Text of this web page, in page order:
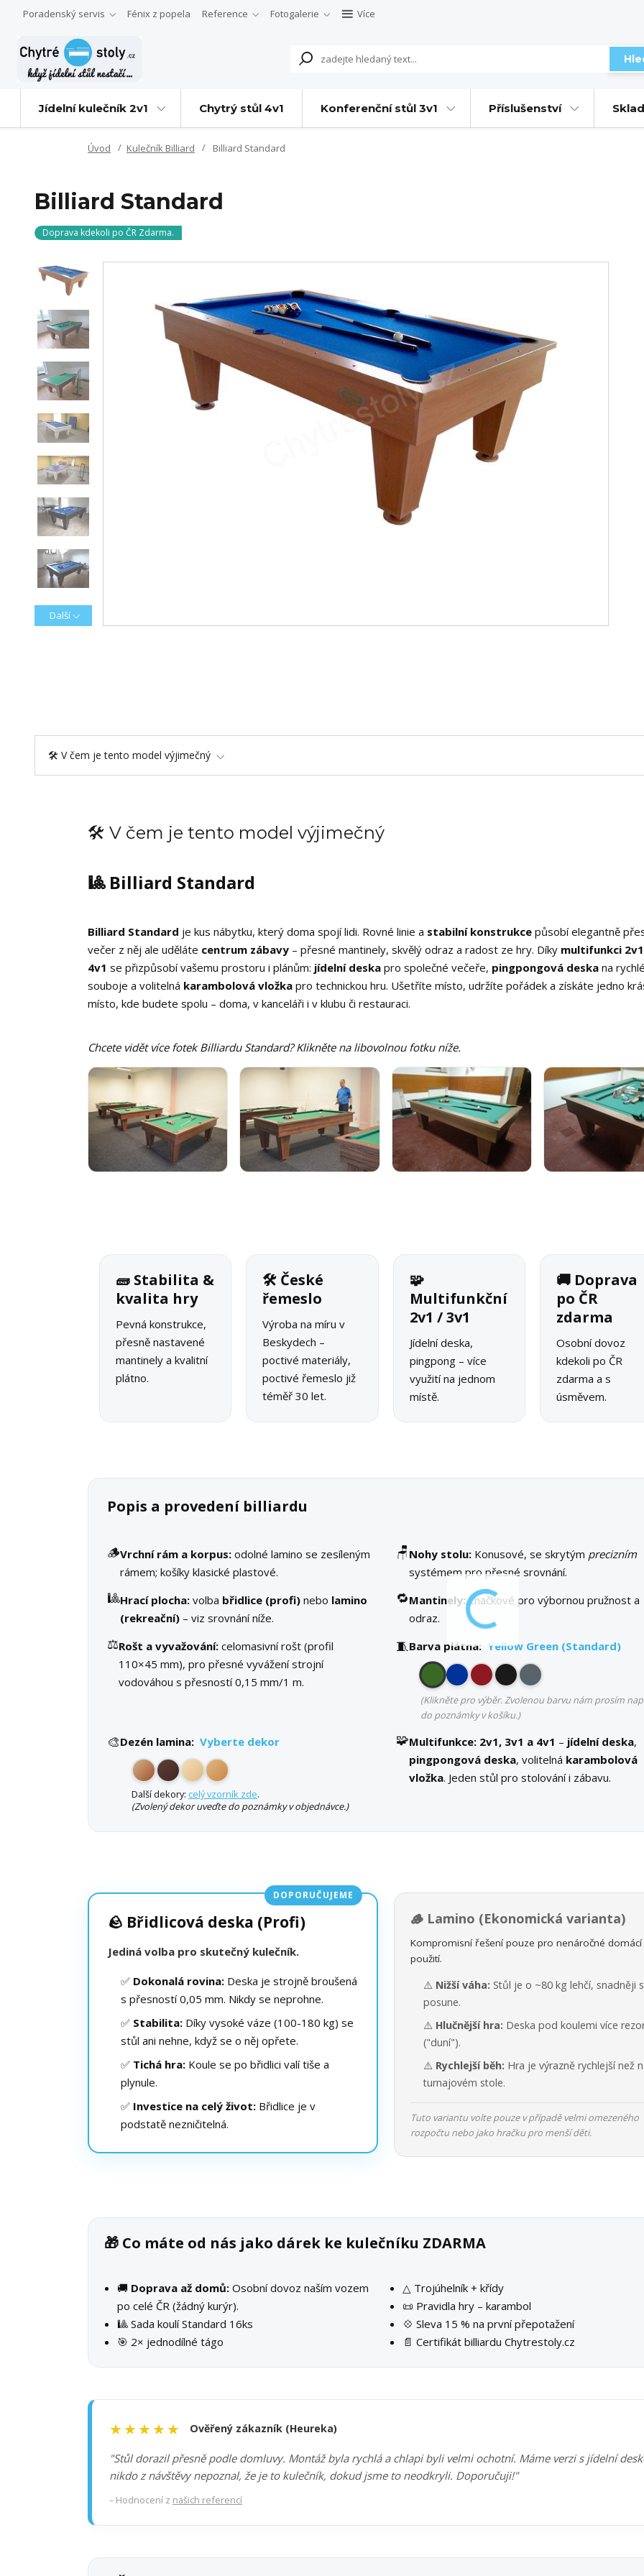
Poradenský servis Fénix z popela Reference Fotogalerie Více
Jídelní kulečník 2v1 Chytrý stůl 4v1 Konferenční stůl 3v1 Příslušenství
Úvod Kulečník Billiard Billiard Standard
Billiard Standard
Doprava kdekoli po ČR Zdarma.
Další
🛠️ V čem je tento model výjimečný
🛠️ V čem je tento model výjimečný
🎱 Billiard Standard
Billiard Standard je kus nábytku, který doma spojí lidi. Rovné linie a stabilní konstrukce působí elegantně
večer z něj ale uděláte centrum zábavy – přesné mantinely, skvělý odraz a radost ze hry. Díky multifunkci
4v1 se přizpůsobí vašemu prostoru i plánům: jídelní deska pro společné večeře, pingpongová deska na
souboje a volitelná karambolová vložka pro technickou hru. Ušetříte místo, udržíte pořádek a získáte jedno
místo, kde budete spolu – doma, v kanceláři i v klubu či restauraci.
Chcete vidět více fotek Billiardu Standard? Klikněte na libovolnou fotku níže.
🧱 Stabilita &
kvalita hry
Pevná konstrukce,
přesně nastavené
mantinely a kvalitní
plátno.
🛠 České
řemeslo
Výroba na míru v
Beskydech –
poctivé materiály,
poctivé řemeslo již
téměř 30 let.
🧩
Multifunkční
2v1 / 3v1
Jídelní deska,
pingpong – více
využití na jednom
místě.
🚚 Doprava
po ČR
zdarma
Osobní dovoz
kdekoli po ČR
zdarma a s
úsměvem.
Popis a provedení billiardu
🪵Vrchní rám a korpus: odolné lamino se zesíleným
rámem; košíky klasické plastové.
🪑 Nohy stolu:Konusové, se skrytým precizním
systémem pro přesné srovnání.
🎱Hrací plocha: volba břidlice (profi) nebo lamino
(rekreační) – viz srovnání níže.
🔁Mantinely:značkové pro výbornou pružnost a
odraz.
⚖️Rošt a vyvažování: celomasivní rošt (profil
110×45 mm), pro přesné vyvážení strojní
vodováhou s přesností 0,15 mm/1 m.
🧵Barva plátna: Yellow Green (Standard)
(Klikněte pro výběr. Zvolenou barvu nám prosím
do poznámky v košíku.)
🎨Dezén lamina: Vyberte dekor
Další dekory: celý vzorník zde.
(Zvolený dekor uveďte do poznámky v objednávce.)
🧩Multifunkce:2v1, 3v1 a 4v1 – jídelní deska,
pingpongová deska, volitelná karambolová
vložka. Jeden stůl pro stolování i zábavu.
DOPORUČUJEME
🪨 Břidlicová deska (Profi)
Jediná volba pro skutečný kulečník.
✅ Dokonalá rovina: Deska je strojně broušená
s přesností 0,05 mm. Nikdy se neprohne.
✅ Stabilita: Díky vysoké váze (100-180 kg) se
stůl ani nehne, když se o něj opřete.
✅ Tichá hra: Koule se po břidlici valí tiše a
plynule.
✅ Investice na celý život: Břidlice je v
podstatě nezničitelná.
🪵 Lamino (Ekonomická varianta)
Kompromisní řešení pouze pro nenáročné domácí
použití.
⚠️ Nižší váha: Stůl je o ~80 kg lehčí, snadněji
posune.
⚠️ Hlučnější hra: Deska pod koulemi více
("duní").
⚠️ Rychlejší běh: Hra je výrazně rychlejší než
turnajovém stole.
Tuto variantu volte pouze v případě velmi omezeného
rozpočtu nebo jako hračku pro menší děti.
🎁 Co máte od nás jako dárek ke kulečníku ZDARMA
🚚 Doprava až domů: Osobní dovoz naším vozem
po celé ČR (žádný kurýr).
🎱 Sada koulí Standard 16ks
🎯 2× jednodílné tágo
△ Trojúhelník + křídy
📜 Pravidla hry – karambol
💠 Sleva 15 % na první přepotažení
📄 Certifikát billiardu Chytrestoly.cz
★★★★★ Ověřený zákazník (Heureka)
"Stůl dorazil přesně podle domluvy. Montáž byla rychlá a chlapi byli velmi ochotní. Máme verzi s jídelní
nikdo z návštěvy nepoznal, že je to kulečník, dokud jsme to neodkryli. Doporučuji!"
– Hodnocení z našich referencí